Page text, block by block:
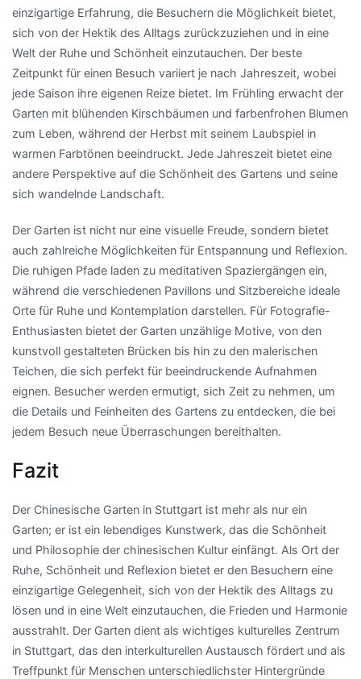
einzigartige Erfahrung, die Besuchern die Möglichkeit bietet,
sich von der Hektik des Alltags zurückzuziehen und in eine
Welt der Ruhe und Schönheit einzutauchen. Der beste
Zeitpunkt für einen Besuch variiert je nach Jahreszeit, wobei
jede Saison ihre eigenen Reize bietet. Im Frühling erwacht der
Garten mit blühenden Kirschbäumen und farbenfrohen Blumen
zum Leben, während der Herbst mit seinem Laubspiel in
warmen Farbtönen beeindruckt. Jede Jahreszeit bietet eine
andere Perspektive auf die Schönheit des Gartens und seine
sich wandelnde Landschaft.
Der Garten ist nicht nur eine visuelle Freude, sondern bietet
auch zahlreiche Möglichkeiten für Entspannung und Reflexion.
Die ruhigen Pfade laden zu meditativen Spaziergängen ein,
während die verschiedenen Pavillons und Sitzbereiche ideale
Orte für Ruhe und Kontemplation darstellen. Für Fotografie-
Enthusiasten bietet der Garten unzählige Motive, von den
kunstvoll gestalteten Brücken bis hin zu den malerischen
Teichen, die sich perfekt für beeindruckende Aufnahmen
eignen. Besucher werden ermutigt, sich Zeit zu nehmen, um
die Details und Feinheiten des Gartens zu entdecken, die bei
jedem Besuch neue Überraschungen bereithalten.
Fazit
Der Chinesische Garten in Stuttgart ist mehr als nur ein
Garten; er ist ein lebendiges Kunstwerk, das die Schönheit
und Philosophie der chinesischen Kultur einfängt. Als Ort der
Ruhe, Schönheit und Reflexion bietet er den Besuchern eine
einzigartige Gelegenheit, sich von der Hektik des Alltags zu
lösen und in eine Welt einzutauchen, die Frieden und Harmonie
ausstrahlt. Der Garten dient als wichtiges kulturelles Zentrum
in Stuttgart, das den interkulturellen Austausch fördert und als
Treffpunkt für Menschen unterschiedlichster Hintergründe